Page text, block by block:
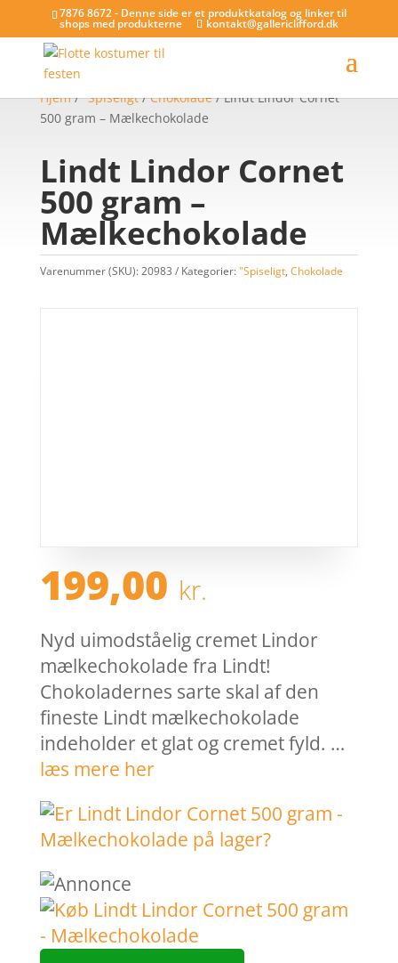
7876 8672 - Denne side er et produktkatalog og linker til
shops med produkterne kontakt@gallericlifford.dk
Hjem/"Spiseligt/Chokolade/ Lindt Lindor Cornet
500 gram – Mælkechokolade
Lindt Lindor Cornet
500 gram –
Mælkechokolade
Varenummer (SKU):20983 Kategorier:"Spiseligt, Chokolade
199,00 kr.
Nyd uimodståelig cremet Lindor
mælkechokolade fra Lindt!
Chokoladernes sarte skal af den
fineste Lindt mælkechokolade
indeholder et glat og cremet fyld. …
læs mere her